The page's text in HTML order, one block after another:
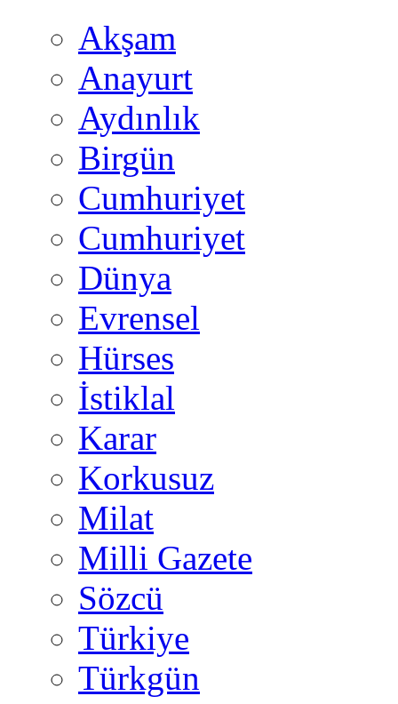
Akşam
Anayurt
Aydınlık
Birgün
Cumhuriyet
Cumhuriyet
Dünya
Evrensel
Hürses
İstiklal
Karar
Korkusuz
Milat
Milli Gazete
Sözcü
Türkiye
Türkgün